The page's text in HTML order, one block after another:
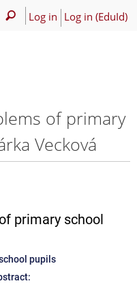
Log in Log in (EduId)
of primary
Vecková
primary school
pupils